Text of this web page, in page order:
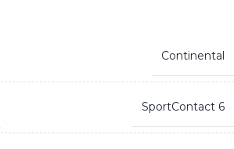
Continental
SportContact 6